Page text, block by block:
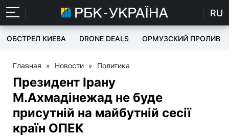
RU
ОБСТРЕЛ КИЕВА DRONE DEALS ОРМУЗСКИЙ ПРОЛИВ
Главная » Новости » Политика
Президент Ірану
М.Ахмадінежад не буде
присутній на майбутній сесії
країн ОПЕК